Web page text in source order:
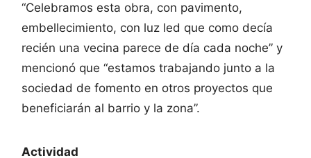
“Celebramos esta obra, con pavimento,
embellecimiento, con luz led que como decía
recién una vecina parece de día cada noche” y
mencionó que “estamos trabajando junto a la
sociedad de fomento en otros proyectos que
beneficiarán al barrio y la zona”.
Actividad